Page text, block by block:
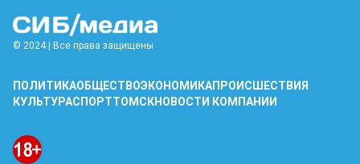
© 2024 | Все права защищены
ПОЛИТИКАОБЩЕСТВОЭКОНОМИКАПРОИСШЕСТВИЯ
КУЛЬТУРАСПОРТТОМСКНОВОСТИ КОМПАНИИ